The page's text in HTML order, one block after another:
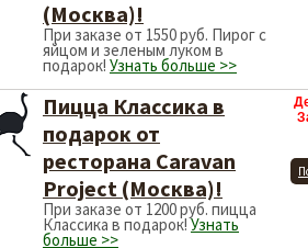
(Москва)!
При заказе от 1550 руб. Пирог с
яйцом и зеленым луком в
подарок! Узнать больше >>
Пицца Классика в
подарок от
ресторана Caravan
Project (Москва)!
При заказе от 1200 руб. пицца
Классика в подарок!Узнать
больше >>